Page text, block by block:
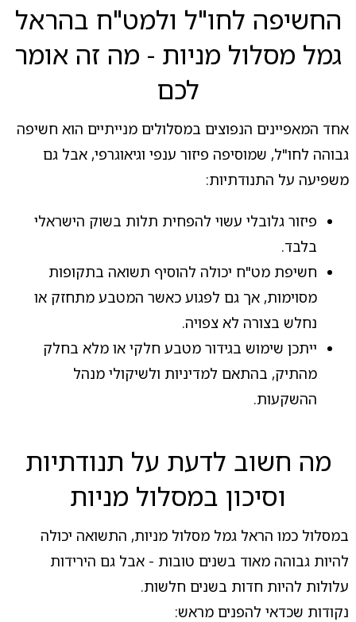
החשיפה לחו"ל ולמט"ח בהראל
גמל מסלול מניות - מה זה אומר
לכם
אחד המאפיינים הנפוצים במסלולים מנייתיים הוא חשיפה
גבוהה לחו"ל, שמוסיפה פיזור ענפי וגיאוגרפי, אבל גם
משפיעה על התנודתיות:
פיזור גלובלי עשוי להפחית תלות בשוק הישראלי
בלבד.
חשיפת מט"ח יכולה להוסיף תשואה בתקופות
מסוימות, אך גם לפגוע כאשר המטבע מתחזק או
נחלש בצורה לא צפויה.
ייתכן שימוש בגידור מטבע חלקי או מלא בחלק
מהתיק, בהתאם למדיניות ולשיקולי מנהל
ההשקעות.
מה חשוב לדעת על תנודתיות
וסיכון במסלול מניות
במסלול כמו הראל גמל מסלול מניות, התשואה יכולה
להיות גבוהה מאוד בשנים טובות - אבל גם הירידות
עלולות להיות חדות בשנים חלשות.
נקודות שכדאי להפנים מראש: